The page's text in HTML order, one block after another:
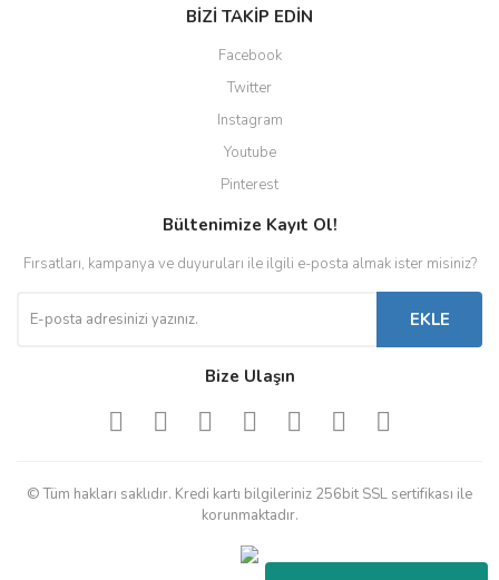
BİZİ TAKİP EDİN
Facebook
Twitter
Instagram
Youtube
Pinterest
Bültenimize Kayıt Ol!
Fırsatları, kampanya ve duyuruları ile ilgili e-posta almak ister misiniz?
EKLE
Bize Ulaşın
© Tüm hakları saklıdır. Kredi kartı bilgileriniz 256bit SSL sertifikası ile
korunmaktadır.